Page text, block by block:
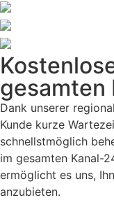
gesamten
Dank unserer
Kunde kurze
schnellstmöglich
im gesamten Kanal-
ermöglicht es uns,
anzubieten.